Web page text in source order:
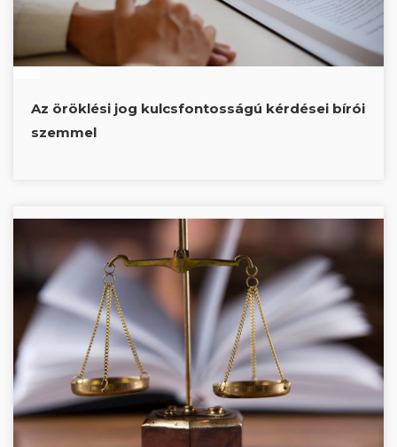
Az öröklési jog kulcsfontosságú kérdései bírói
szemmel